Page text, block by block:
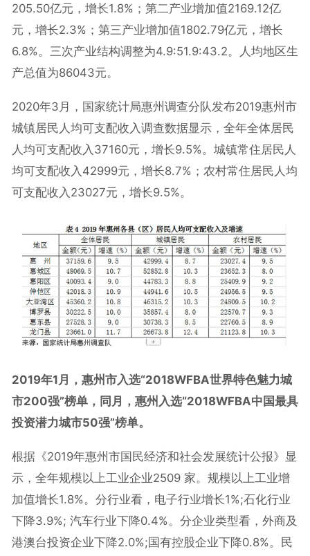
205.50亿元，增长1.8%；第二产业增加值2169.12亿
元，增长2.3%；第三产业增加值1802.79亿元，增长
6.8%。三次产业结构调整为4.9:51.9:43.2。人均地区生
产总值为86043元。
2020年3月，国家统计局惠州调查分队发布2019惠州市
城镇居民人均可支配收入调查数据显示，全年全体居民
人均可支配收入37160元，增长9.5%。城镇常住居民人
均可支配收入42999元，增长8.7%；农村常住居民人均
可支配收入23027元，增长9.5%。
2019年1月，惠州市入选“2018WFBA世界特色魅力城
市200强”榜单，同月，惠州入选“2018WFBA中国最具
投资潜力城市50强”榜单。
根据《2019年惠州市国民经济和社会发展统计公报》显
示，全年规模以上工业企业2509 家。规模以上工业增
加值增长1.8%。分行业看，电子行业增长1%;石化行业
下降3.9%; 汽车行业下降0.4%。分企业类型看，外商及
港澳台投资企业下降2.0%;国有控股企业下降0.8%。民